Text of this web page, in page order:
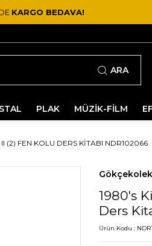
KARGO BEDAVA!
ARA
PLAK MÜZİK-FİLM
(2) FEN KOLU DERS KITABI NDR102066
1980's
Ders
Ürün Kodu :